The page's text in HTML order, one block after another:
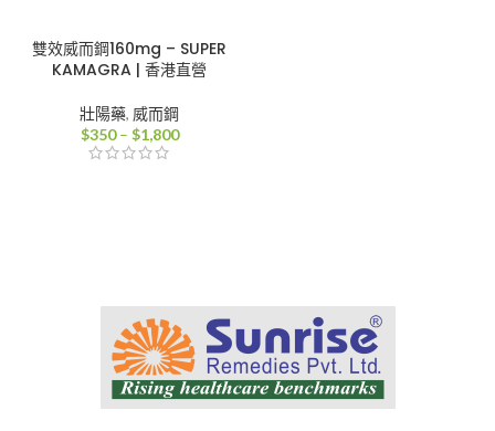
雙效威而鋼160mg – SUPER
KAMAGRA | 香港直營
壯陽藥, 威而鋼
$350 – $1,800價